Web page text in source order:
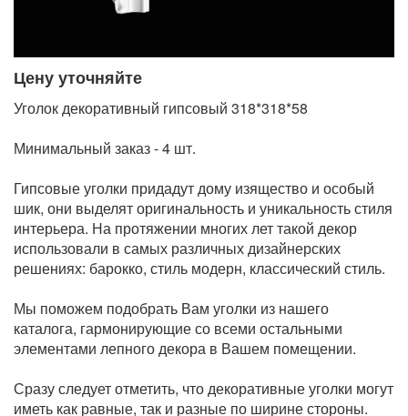
Цену уточняйте
Уголок декоративный гипсовый 318*318*58
Минимальный заказ - 4 шт.
Гипсовые уголки придадут дому изящество и особый
шик, они выделят оригинальность и уникальность стиля
интерьера. На протяжении многих лет такой декор
использовали в самых различных дизайнерских
решениях: барокко, стиль модерн, классический стиль.
Мы поможем подобрать Вам уголки из нашего
каталога, гармонирующие со всеми остальными
элементами лепного декора в Вашем помещении.
Сразу следует отметить, что декоративные уголки могут
иметь как равные, так и разные по ширине стороны.